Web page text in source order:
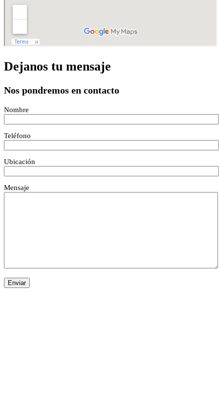
Dejanos tu mensaje
Nos pondremos en contacto
Nombre
Teléfono
Ubicación
Mensaje